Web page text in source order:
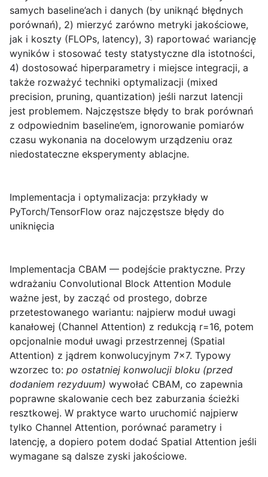
samych baseline’ach i danych (by uniknąć błędnych
porównań), 2) mierzyć zarówno metryki jakościowe,
jak i koszty (FLOPs, latency), 3) raportować wariancję
wyników i stosować testy statystyczne dla istotności,
4) dostosować hiperparametry i miejsce integracji, a
także rozważyć techniki optymalizacji (mixed
precision, pruning, quantization) jeśli narzut latencji
jest problemem. Najczęstsze błędy to brak porównań
z odpowiednim baseline’em, ignorowanie pomiarów
czasu wykonania na docelowym urządzeniu oraz
niedostateczne eksperymenty ablacjne.
Implementacja i optymalizacja: przykłady w
PyTorch/TensorFlow oraz najczęstsze błędy do
uniknięcia
Implementacja CBAM — podejście praktyczne. Przy
wdrażaniu Convolutional Block Attention Module
ważne jest, by zacząć od prostego, dobrze
przetestowanego wariantu: najpierw moduł uwagi
kanałowej (Channel Attention) z redukcją r=16, potem
opcjonalnie moduł uwagi przestrzennej (Spatial
Attention) z jądrem konwolucyjnym 7×7. Typowy
wzorzec to: po ostatniej konwolucji bloku (przed
dodaniem rezyduum) wywołać CBAM, co zapewnia
poprawne skalowanie cech bez zaburzania ścieżki
resztkowej. W praktyce warto uruchomić najpierw
tylko Channel Attention, porównać parametry i
latencję, a dopiero potem dodać Spatial Attention jeśli
wymagane są dalsze zyski jakościowe.